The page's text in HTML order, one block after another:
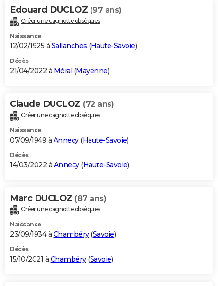
Edouard DUCLOZ (97 ans)
Créer une cagnotte obsèques
Naissance
12/02/1925 à Sallanches (Haute-Savoie)
Décès
21/04/2022 à Méral (Mayenne)
Claude DUCLOZ (72 ans)
Créer une cagnotte obsèques
Naissance
07/09/1949 à Annecy(Haute-Savoie)
Décès
14/03/2022 à Annecy(Haute-Savoie)
Marc DUCLOZ (87 ans)
Créer une cagnotte obsèques
Naissance
23/09/1934 à Chambéry(Savoie)
Décès
15/10/2021 à Chambéry(Savoie)